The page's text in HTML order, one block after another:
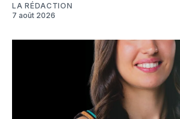
LA RÉDACTION
7 août 2026